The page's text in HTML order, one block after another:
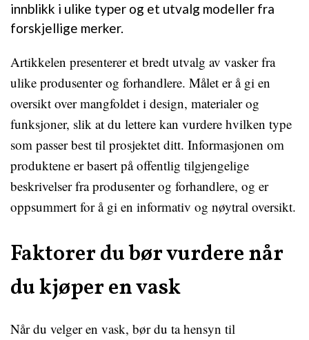
innblikk i ulike typer og et utvalg modeller fra
forskjellige merker.
Artikkelen presenterer et bredt utvalg av vasker fra
ulike produsenter og forhandlere. Målet er å gi en
oversikt over mangfoldet i design, materialer og
funksjoner, slik at du lettere kan vurdere hvilken type
som passer best til prosjektet ditt. Informasjonen om
produktene er basert på offentlig tilgjengelige
beskrivelser fra produsenter og forhandlere, og er
oppsummert for å gi en informativ og nøytral oversikt.
Faktorer du bør vurdere når
du kjøper en vask
Når du velger en vask, bør du ta hensyn til